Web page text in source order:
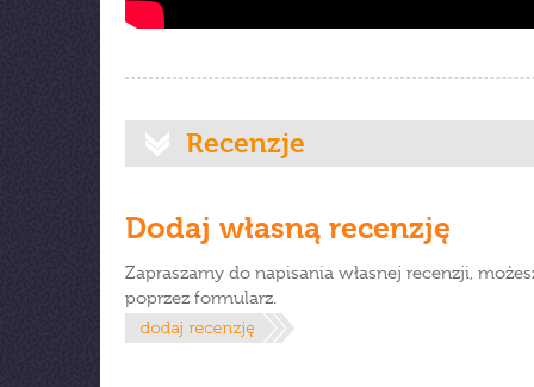
Recenzje
Dodaj własną recenzję
Zapraszamy do napisania własnej recenzji,
poprzez formularz.